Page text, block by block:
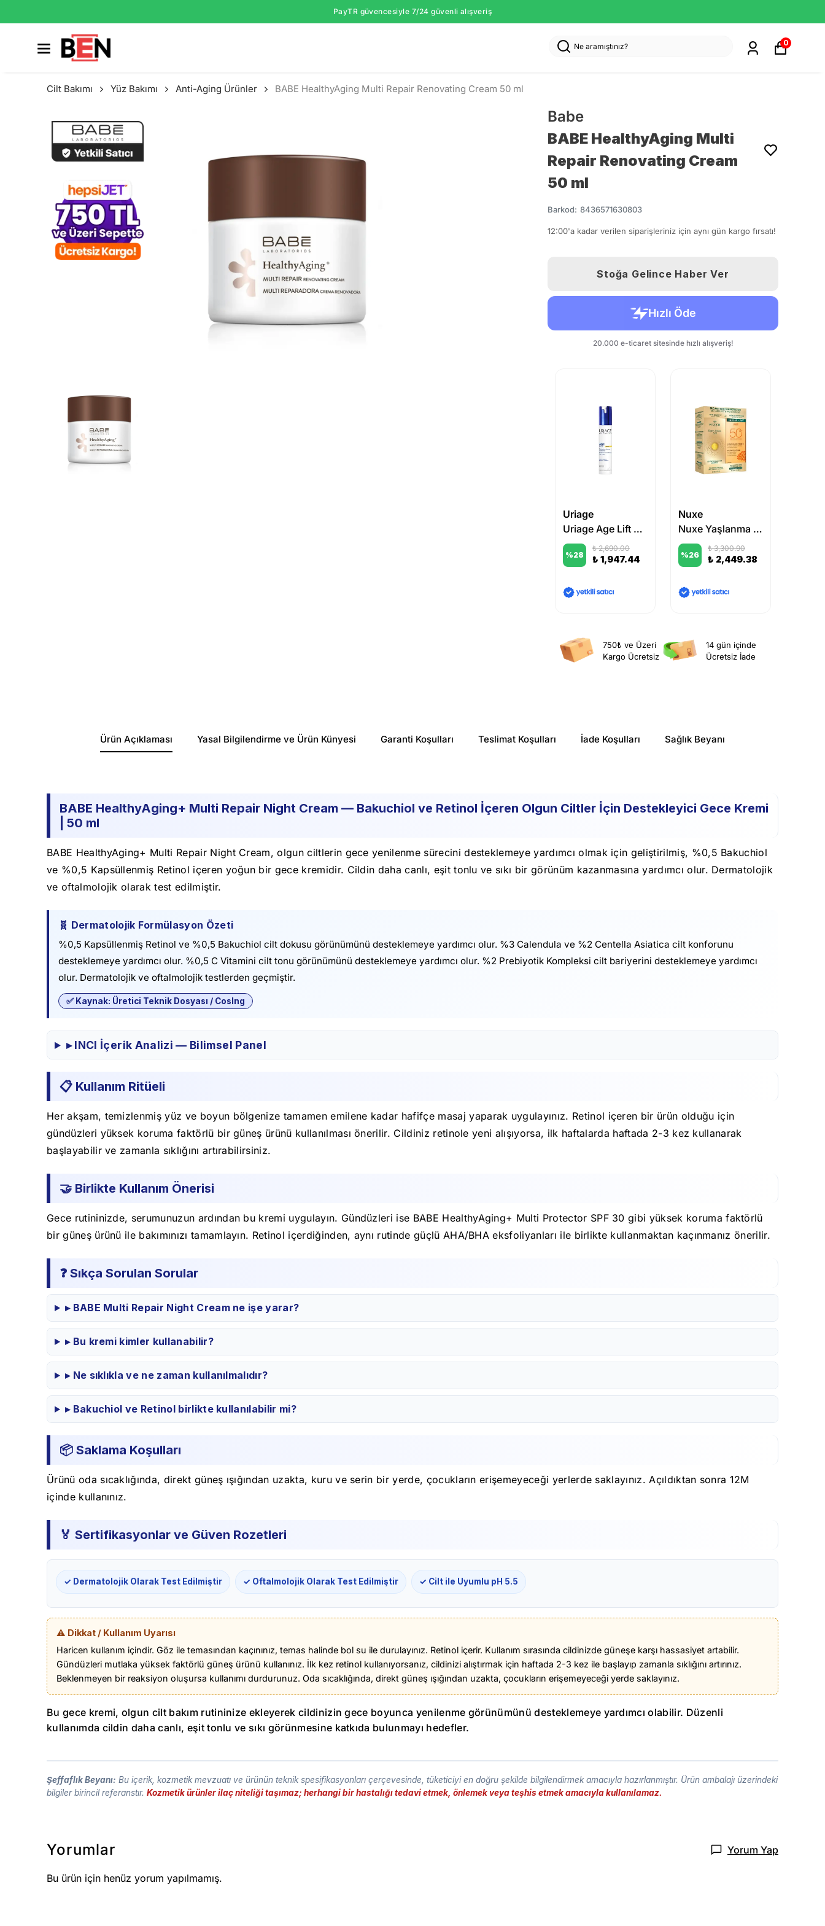
PayTR güvencesiyle 7/24 güvenli alışveriş
0
Cilt Bakımı Yüz Bakımı Anti-Aging Ürünler BABE HealthyAging Multi Repair Renovating Cream 50 ml
Babe
BABE HealthyAging Multi
Repair Renovating Cream
50 ml
Barkod: 8436571630803
12:00'a kadar verilen siparişleriniz için aynı gün kargo fırsatı!
Stoğa Gelince Haber Ver
Uriage
Uriage Age Lift Protective Smoothing Day Cream SPF30 40ml
%28
₺ 2,690.00
₺ 1,947.44
Nuxe
Nuxe Yaşlanma Karşıtı & Güneş Koruyucu Bakım Seti
%26
₺ 3,300.90
₺ 2,449.38
750₺ ve Üzeri
Kargo Ücretsiz
14 gün içinde
Ücretsiz İade
Ürün Açıklaması Yasal Bilgilendirme ve Ürün Künyesi Garanti Koşulları Teslimat Koşulları İade Koşulları Sağlık Beyanı
BABE HealthyAging+ Multi Repair Night Cream — Bakuchiol ve Retinol İçeren Olgun Ciltler İçin Destekleyici Gece Kremi
| 50 ml
BABE HealthyAging+ Multi Repair Night Cream, olgun ciltlerin gece yenilenme sürecini desteklemeye yardımcı olmak için geliştirilmiş, %0,5 Bakuchiol
ve %0,5 Kapsüllenmiş Retinol içeren yoğun bir gece kremidir. Cildin daha canlı, eşit tonlu ve sıkı bir görünüm kazanmasına yardımcı olur. Dermatolojik
ve oftalmolojik olarak test edilmiştir.
🧬 Dermatolojik Formülasyon Özeti
%0,5 Kapsüllenmiş Retinol ve %0,5 Bakuchiol cilt dokusu görünümünü desteklemeye yardımcı olur. %3 Calendula ve %2 Centella Asiatica cilt konforunu
desteklemeye yardımcı olur. %0,5 C Vitamini cilt tonu görünümünü desteklemeye yardımcı olur. %2 Prebiyotik Kompleksi cilt bariyerini desteklemeye yardımcı
olur. Dermatolojik ve oftalmolojik testlerden geçmiştir.
✅ Kaynak: Üretici Teknik Dosyası / CosIng
▸ INCI İçerik Analizi — Bilimsel Panel
📋 Kullanım Ritüeli
Her akşam, temizlenmiş yüz ve boyun bölgenize tamamen emilene kadar hafifçe masaj yaparak uygulayınız. Retinol içeren bir ürün olduğu için
gündüzleri yüksek koruma faktörlü bir güneş ürünü kullanılması önerilir. Cildiniz retinole yeni alışıyorsa, ilk haftalarda haftada 2-3 kez kullanarak
başlayabilir ve zamanla sıklığını artırabilirsiniz.
🤝 Birlikte Kullanım Önerisi
Gece rutininizde, serumunuzun ardından bu kremi uygulayın. Gündüzleri ise BABE HealthyAging+ Multi Protector SPF 30 gibi yüksek koruma faktörlü
bir güneş ürünü ile bakımınızı tamamlayın. Retinol içerdiğinden, aynı rutinde güçlü AHA/BHA eksfoliyanları ile birlikte kullanmaktan kaçınmanız önerilir.
❓ Sıkça Sorulan Sorular
▸ BABE Multi Repair Night Cream ne işe yarar?
▸ Bu kremi kimler kullanabilir?
▸ Ne sıklıkla ve ne zaman kullanılmalıdır?
▸ Bakuchiol ve Retinol birlikte kullanılabilir mi?
📦 Saklama Koşulları
Ürünü oda sıcaklığında, direkt güneş ışığından uzakta, kuru ve serin bir yerde, çocukların erişemeyeceği yerlerde saklayınız. Açıldıktan sonra 12M
içinde kullanınız.
🏅 Sertifikasyonlar ve Güven Rozetleri
✓ Dermatolojik Olarak Test Edilmiştir ✓ Oftalmolojik Olarak Test Edilmiştir ✓ Cilt ile Uyumlu pH 5.5
⚠️ Dikkat / Kullanım Uyarısı
Haricen kullanım içindir. Göz ile temasından kaçınınız, temas halinde bol su ile durulayınız. Retinol içerir. Kullanım sırasında cildinizde güneşe karşı hassasiyet artabilir.
Gündüzleri mutlaka yüksek faktörlü güneş ürünü kullanınız. İlk kez retinol kullanıyorsanız, cildinizi alıştırmak için haftada 2-3 kez ile başlayıp zamanla sıklığını artırınız.
Beklenmeyen bir reaksiyon oluşursa kullanımı durdurunuz. Oda sıcaklığında, direkt güneş ışığından uzakta, çocukların erişemeyeceği yerde saklayınız.
Bu gece kremi, olgun cilt bakım rutininize ekleyerek cildinizin gece boyunca yenilenme görünümünü desteklemeye yardımcı olabilir. Düzenli
kullanımda cildin daha canlı, eşit tonlu ve sıkı görünmesine katkıda bulunmayı hedefler.
Şeffaflık Beyanı: Bu içerik, kozmetik mevzuatı ve ürünün teknik spesifikasyonları çerçevesinde, tüketiciyi en doğru şekilde bilgilendirmek amacıyla hazırlanmıştır. Ürün ambalajı üzerindeki
bilgiler birincil referanstır. Kozmetik ürünler ilaç niteliği taşımaz; herhangi bir hastalığı tedavi etmek, önlemek veya teşhis etmek amacıyla kullanılamaz.
Yorumlar Yorum Yap
Bu ürün için henüz yorum yapılmamış.